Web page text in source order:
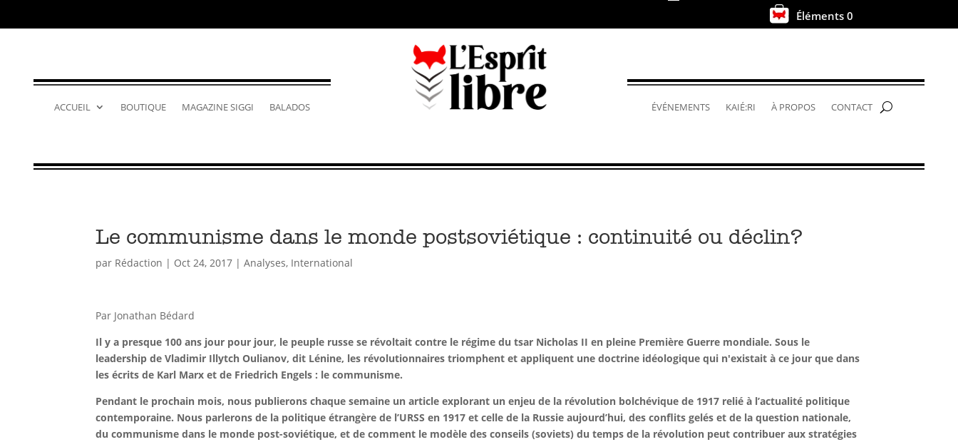
. Éléments 0
ACCUEIL BOUTIQUE MAGAZINE SIGGI BALADOS ÉVÉNEMENTS KAIÉ:RI À PROPOS CONTACT
Le communisme dans le monde postsoviétique : continuité ou déclin?
par Rédaction | Oct 24, 2017 |Analyses, International
Par Jonathan Bédard
Il y a presque 100 ans jour pour jour, le peuple russe se révoltait contre le régime du tsar Nicholas II en pleine Première Guerre mondiale. Sous le
leadership de Vladimir Illytch Oulianov, dit Lénine, les révolutionnaires triomphent et appliquent une doctrine idéologique qui n'existait à ce jour que dans
les écrits de Karl Marx et de Friedrich Engels : le communisme.
Pendant le prochain mois, nous publierons chaque semaine un article explorant un enjeu de la révolution bolchévique de 1917 relié à l’actualité politique
contemporaine. Nous parlerons de la politique étrangère de l’URSS en 1917 et celle de la Russie aujourd’hui, des conflits gelés et de la question nationale,
du communisme dans le monde post-soviétique, et de comment le modèle des conseils (soviets) du temps de la révolution peut contribuer aux stratégies